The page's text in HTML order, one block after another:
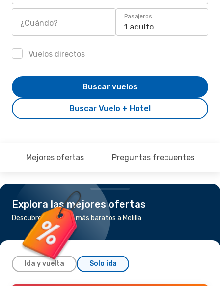
¿Cuándo?
Pasajeros
1 adulto
Vuelos directos
Buscar Vuelo + Hotel
Buscar vuelos
Mejores ofertas Preguntas frecuentes
Explora las mejores ofertas
Descubre los vuelos más baratos a Melilla
Ida y vuelta Solo ida